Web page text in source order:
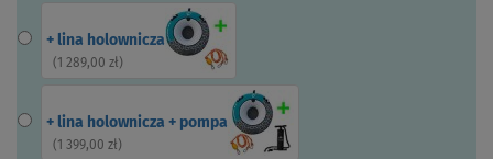
+ lina holownicza
( 1 289,00 zł)
+ lina holownicza + pompa
( 1 399,00 zł)